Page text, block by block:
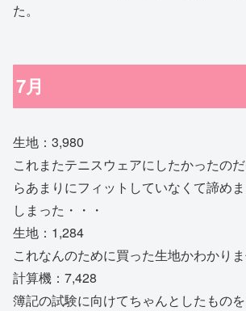
た。
7月
生地：3,980
これまたテニスウェアにしたかったの
らあまりにフィットしていなくて諦め
しまった・・・
生地：1,284
これなんのために買った生地かわかりま
計算機：7,428
簿記の試験に向けてちゃんとしたもの